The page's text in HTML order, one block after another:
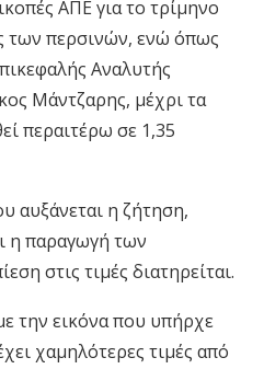
ΑΠΕ για το τρίμηνο
των περσινών, ενώ όπως
Αναλυτής
Μάντζαρης, μέχρι τα
περαιτέρω σε 1,35
αυξάνεται η ζήτηση,
η παραγωγή των
στις τιμές διατηρείται.
την εικόνα που υπήρχε
χαμηλότερες τιμές από